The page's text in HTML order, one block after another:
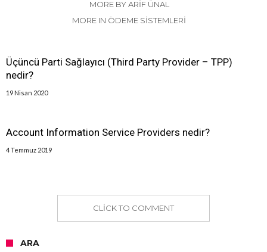
MORE BY ARIF ÜNAL
MORE IN ÖDEME SISTEMLERI
Üçüncü Parti Sağlayıcı (Third Party Provider – TPP)
nedir?
19 Nisan 2020
Account Information Service Providers nedir?
4 Temmuz 2019
CLICK TO COMMENT
ARA